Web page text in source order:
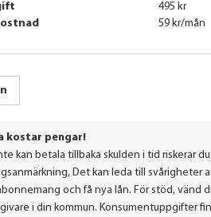
495 kr
59 kr/mån
kostar pengar!
kan betala tillbaka skulden i tid riskerar
Det kan leda till svårigheter
och få nya lån. För stöd, vänd
i din kommun. Konsumentuppgifter